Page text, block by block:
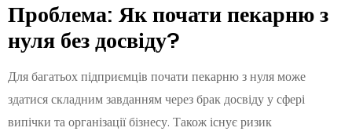
Проблема: Як почати пекарню з
нуля без досвіду?
Для багатьох підприємців почати пекарню з нуля може
здатися складним завданням через брак досвіду у сфері
випічки та організації бізнесу. Також існує ризик